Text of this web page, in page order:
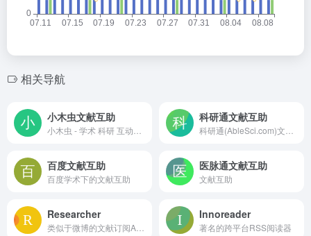
相关导航
小木虫文献互助 科研通文献互助
百度文献互助
百度学术下的文献互助
医脉通文献互助
文献互助
Researcher Innoreader
著名的跨平台RSS阅读器